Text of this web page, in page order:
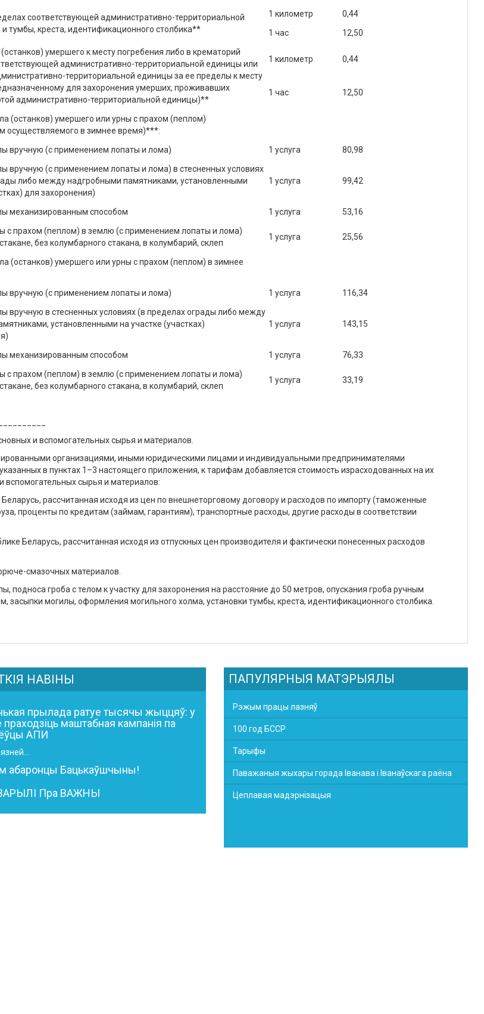
соответствующей административно-территориальной
тумбы, креста, идентификационного столбика**
1 километр
0,44
1 час
12,50
умершего к месту погребения либо в крематорий
административно-территориальной единицы или
территориальной единицы за ее пределы к месту
для захоронения умерших, проживавших
административно-территориальной единицы)**
1 километр 0,44
1 час 12,50
(останков) умершего или урны с прахом (пеплом)
осуществляемого в зимнее время)***:
вручную (с применением лопаты и лома) 1 услуга 80,98
вручную (с применением лопаты и лома) в стесненных условиях
либо между надгробными памятниками, установленными
для захоронения)
1 услуга 99,42
механизированным способом 1 услуга 53,16
с прахом (пеплом) в землю (с применением лопаты и лома)
без колумбарного стакана, в колумбарий, склеп
1 услуга 25,56
(останков) умершего или урны с прахом (пеплом) в зимнее
вручную (с применением лопаты и лома) 1 услуга 116,34
вручную в стесненных условиях (в пределах ограды либо между
установленными на участке (участках)
1 услуга 143,15
механизированным способом 1 услуга 76,33
с прахом (пеплом) в землю (с применением лопаты и лома)
без колумбарного стакана, в колумбарий, склеп
1 услуга 33,19
и вспомогательных сырья и материалов.
организациями, иными юридическими лицами и индивидуальными предпринимателями
в пунктах 1–3 настоящего приложения, к тарифам добавляется стоимость израсходованных на их
вспомогательных сырья и материалов:
рассчитанная исходя из цен по внешнеторговому договору и расходов по импорту (таможенные
проценты по кредитам (займам, гарантиям), транспортные расходы, другие расходы в соответствии
Беларусь, рассчитанная исходя из отпускных цен производителя и фактически понесенных расходов
смазочных материалов.
подноса гроба с телом к участку для захоронения на расстояние до 50 метров, опускания гроба ручным
засыпки могилы, оформления могильного холма, установки тумбы, креста, идентификационного столбика.
НАВІНЫ
прылада ратуе тысячы жыццяў: у
праходзіць маштабная кампанія па
АПИ
абаронцы Бацькаўшчыны!
Пра ВАЖНЫ
ПАПУЛЯРНЫЯ МАТЭРЫЯЛЫ
Рэжым працы лазняў
100 год БССР
Тарыфы
Паважаныя жыхары горада Іванава і Іванаўскага раёна
Цеплавая мадэрнізацыя